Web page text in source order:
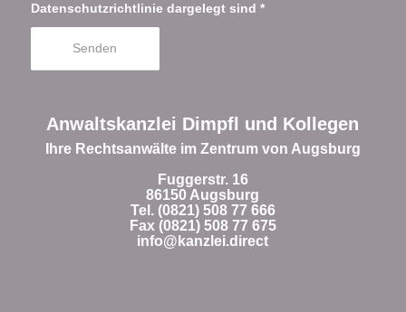
Datenschutzrichtliniedargelegt sind *
Anwaltskanzlei Dimpfl und Kollegen
Ihre Rechtsanwälte im Zentrum von Augsburg
Fuggerstr. 16
86150 Augsburg
Tel. (0821) 508 77 666
Fax (0821) 508 77 675
info@kanzlei.direct